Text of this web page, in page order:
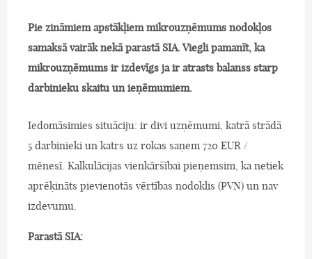
Pie zināmiem apstākļiem mikrouzņēmums nodokļos
samaksā vairāk nekā parastā SIA. Viegli pamanīt, ka
mikrouzņēmums ir izdevīgs ja ir atrasts balanss starp
darbinieku skaitu un ieņēmumiem.
Iedomāsimies situāciju: ir divi uzņēmumi, katrā strādā
5 darbinieki un katrs uz rokas saņem 720 EUR /
mēnesī. Kalkulācijas vienkāršībai pieņemsim, ka netiek
aprēķināts pievienotās vērtības nodoklis (PVN) un nav
izdevumu.
Parastā SIA: